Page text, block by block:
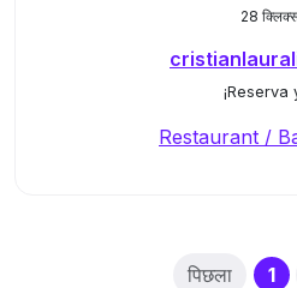
28
¡Reserva
Restaurant /
पिछला 1